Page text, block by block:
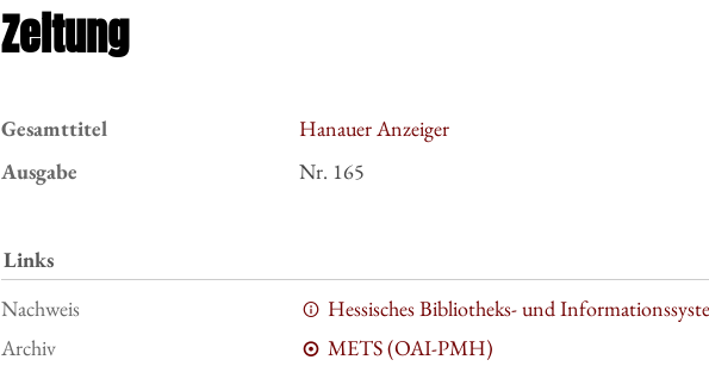
Zeitung
Gesamttitel
Hanauer Anzeiger
Ausgabe
Nr. 165
Links
Nachweis
Hessisches Bibliotheks- und
Archiv
METS (OAI-PMH)